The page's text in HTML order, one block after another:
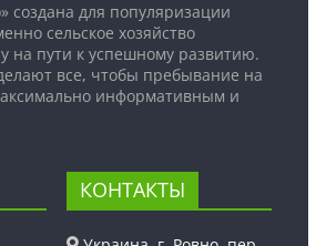
создана для популяризации
сельское хозяйство
на пути к успешному развитию.
все, чтобы пребывание на
информативным и
КОНТАКТЫ